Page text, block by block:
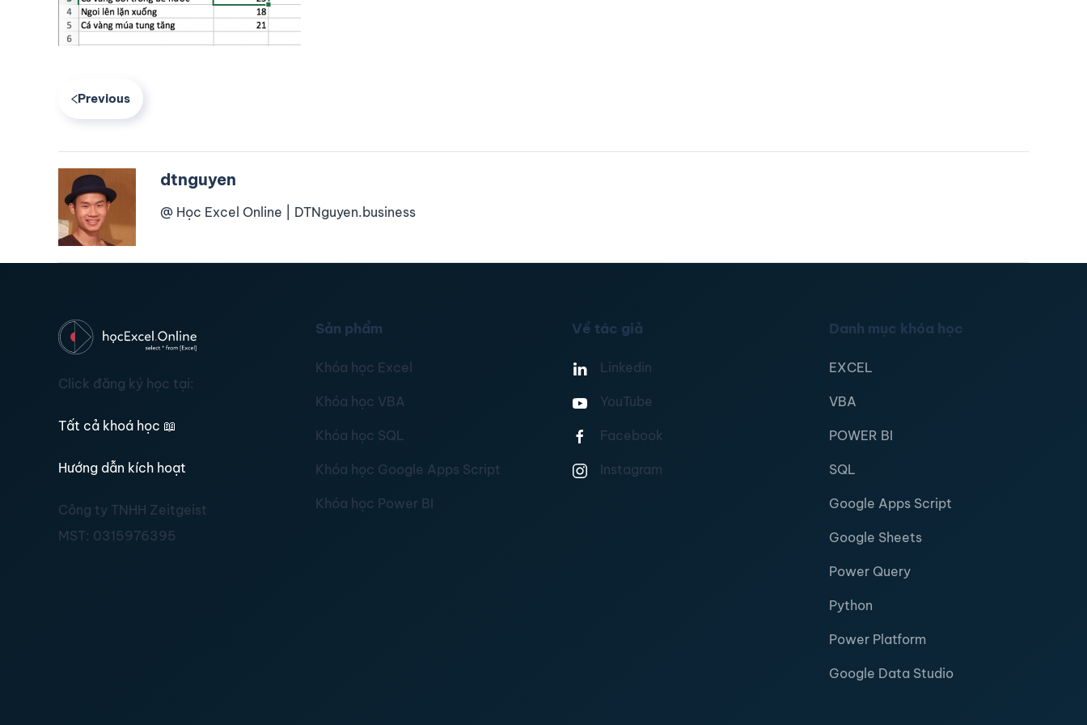
Previous
dtnguyen
@ Học Excel Online | DTNguyen.business
Click đăng ký học tại:
Tất cả khoá học 📖
Hướng dẫn kích hoạt
Công ty TNHH Zeitgeist
MST: 0315976395
Sản phẩm
Khóa học Excel
Khóa học VBA
Khóa học SQL
Khóa học Google Apps Script
Khóa học Power BI
Về tác giả
Linkedin
YouTube
Facebook
Instagram
Danh mục khóa học
EXCEL
VBA
POWER BI
SQL
Google Apps Script
Google Sheets
Power Query
Python
Power Platform
Google Data Studio